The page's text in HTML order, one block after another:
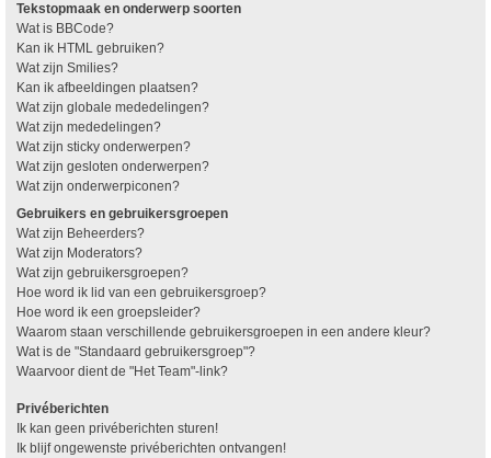
Tekstopmaak en onderwerp soorten
Wat is BBCode?
Kan ik HTML gebruiken?
Wat zijn Smilies?
Kan ik afbeeldingen plaatsen?
Wat zijn globale mededelingen?
Wat zijn mededelingen?
Wat zijn sticky onderwerpen?
Wat zijn gesloten onderwerpen?
Wat zijn onderwerpiconen?
Gebruikers en gebruikersgroepen
Wat zijn Beheerders?
Wat zijn Moderators?
Wat zijn gebruikersgroepen?
Hoe word ik lid van een gebruikersgroep?
Hoe word ik een groepsleider?
Waarom staan verschillende gebruikersgroepen in een andere kleur?
Wat is de "Standaard gebruikersgroep"?
Waarvoor dient de "Het Team"-link?
Privéberichten
Ik kan geen privéberichten sturen!
Ik blijf ongewenste privéberichten ontvangen!